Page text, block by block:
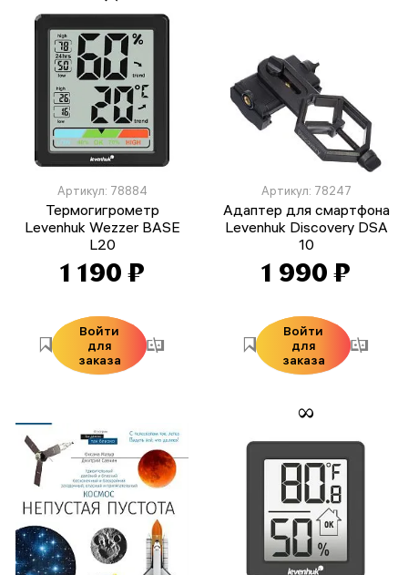
Артикул: 78884
Термогигрометр
Levenhuk Wezzer BASE
L20
1 190 ₽
Войти
для
заказа
Артикул: 78247
Адаптер для смартфона
Levenhuk Discovery DSA
10
1 990 ₽
Войти
для
заказа